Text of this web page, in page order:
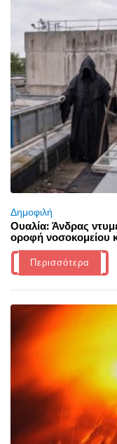
Δημοφιλή
Ουαλία: Άνδρας
οροφή νοσοκομείου
Περισσότερα